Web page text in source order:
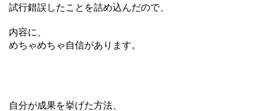
試行錯誤したことを詰め込んだので、
内容に、
めちゃめちゃ自信があります。
自分が成果を挙げた方法、